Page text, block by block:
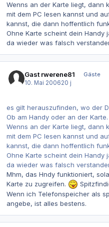
Wenns an der Karte liegt, dann
mit dem PC lesen kannst und
kannst, die dann hoffentlich
Ohne Karte scheint dein
da wieder was falsch
Gast rwerene81
Gäste
10. Mai 200620 j
es gilt herauszufinden, wo der
Ob am Handy oder an der Karte.
Wenns an der Karte liegt, dann
mit dem PC lesen kannst und
kannst, die dann hoffentlich
Ohne Karte scheint dein
da wieder was falsch
Mhm, das Hndy funktioniert,
Karte zu zugreifen.
Wenn ich Telefonspeicher als
angebe, ist alles bestens.